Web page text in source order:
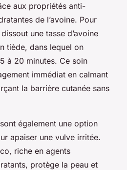
aux propriétés anti-
de l’avoine. Pour
une tasse d’avoine
tiède, dans lequel on
à 20 minutes. Ce soin
immédiat en calmant
la barrière cutanée sans
également une option
apaiser une vulve irritée.
riche en agents
protège la peau et